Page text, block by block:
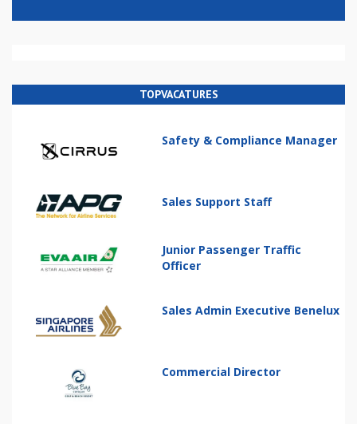
TOPVACATURES
Safety & Compliance Manager
Sales Support Staff
Junior Passenger Traffic
Officer
Sales Admin Executive Benelux
Commercial Director